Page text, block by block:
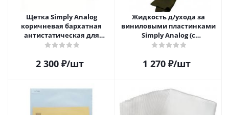
Щетка Simply Analog
коричневая бархатная
антистатическая для
чистки виниловых
2 300₽/шт
Жидкость д/ухода за
виниловыми пластинками
Simply Analog (с
распылителем, 200 мл) и
1 270₽/шт